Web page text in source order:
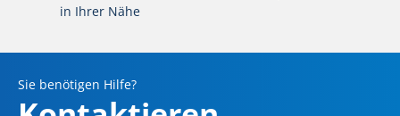
in Ihrer Nähe
Sie benötigen Hilfe?